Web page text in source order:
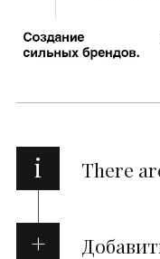
i There